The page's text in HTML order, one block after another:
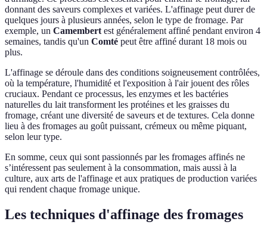
donnant des saveurs complexes et variées. L'affinage peut durer de
quelques jours à plusieurs années, selon le type de fromage. Par
exemple, un Camembertest généralement affiné pendant environ 4
semaines, tandis qu'un Comté peut être affiné durant 18 mois ou
plus.
L'affinage se déroule dans des conditions soigneusement contrôlées,
où la température, l'humidité et l'exposition à l'air jouent des rôles
cruciaux. Pendant ce processus, les enzymes et les bactéries
naturelles du lait transforment les protéines et les graisses du
fromage, créant une diversité de saveurs et de textures. Cela donne
lieu à des fromages au goût puissant, crémeux ou même piquant,
selon leur type.
En somme, ceux qui sont passionnés par les fromages affinés ne
s’intéressent pas seulement à la consommation, mais aussi à la
culture, aux arts de l'affinage et aux pratiques de production variées
qui rendent chaque fromage unique.
Les techniques d'affinage des fromages